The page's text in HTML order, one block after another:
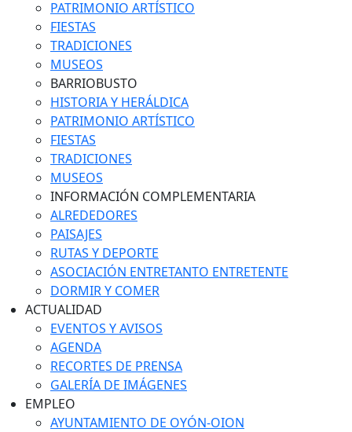
PATRIMONIO ARTÍSTICO
FIESTAS
TRADICIONES
MUSEOS
BARRIOBUSTO
HISTORIA Y HERÁLDICA
PATRIMONIO ARTÍSTICO
FIESTAS
TRADICIONES
MUSEOS
INFORMACIÓN COMPLEMENTARIA
ALREDEDORES
PAISAJES
RUTAS Y DEPORTE
ASOCIACIÓN ENTRETANTO ENTRETENTE
DORMIR Y COMER
ACTUALIDAD
EVENTOS Y AVISOS
AGENDA
RECORTES DE PRENSA
GALERÍA DE IMÁGENES
EMPLEO
AYUNTAMIENTO DE OYÓN-OION